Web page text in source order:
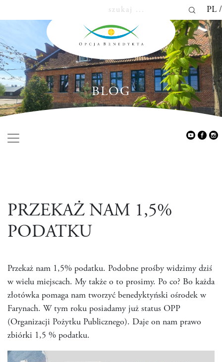
PL
BLOG
PRZEKAŻ NAM 1,5%
PODATKU
Przekaż nam 1,5% podatku. Podobne prośby widzimy dziś
w wielu miejscach. My także o to prosimy. Po co? Bo każda
złotówka pomaga nam tworzyć benedyktyński ośrodek w
Farynach. W tym roku posiadamy już status OPP
(Organizacji Pożytku Publicznego). Daje on nam prawo
zbiórki 1,5 % podatku.